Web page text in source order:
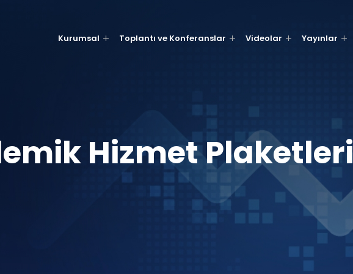
Kurumsal Toplantı ve Konferanslar Videolar Yayınlar
Hizmet Plaketleri